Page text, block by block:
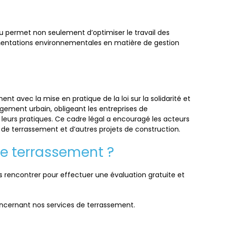
non seulement d’optimiser le travail des
environnementales en matière de gestion
avec la mise en pratique de la loi sur la solidarité et
urbain, obligeant les entreprises de
pratiques. Ce cadre légal a encouragé les acteurs
terrassement et d’autres projets de construction.
terrassement ?
rencontrer pour effectuer une évaluation gratuite et
nos services de terrassement.